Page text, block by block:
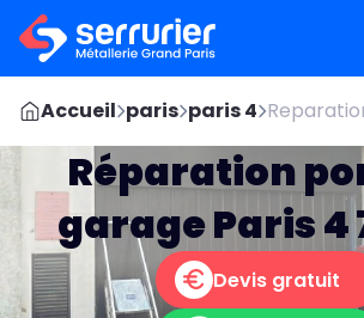
Accueil paris paris 4
Réparation
garage Paris 4
Devis gratuit